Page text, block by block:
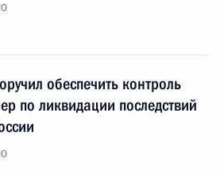
обеспечить контроль
по ликвидации последствий